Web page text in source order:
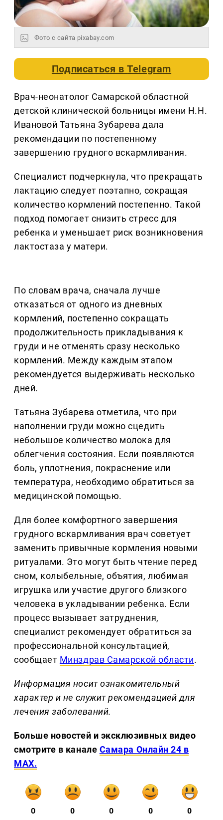
Фото с сайта pixabay.com
Подписаться вTelegram
Врач-неонатолог Самарской областной
детской клинической больницы имени Н.Н.
Ивановой Татьяна Зубарева дала
рекомендации по постепенному
завершению грудного вскармливания.
Специалист подчеркнула, что прекращать
лактацию следует поэтапно, сокращая
количество кормлений постепенно. Такой
подход помогает снизить стресс для
ребенка и уменьшает риск возникновения
лактостаза у матери.
По словам врача, сначала лучше
отказаться от одного из дневных
кормлений, постепенно сокращать
продолжительность прикладывания к
груди и не отменять сразу несколько
кормлений. Между каждым этапом
рекомендуется выдерживать несколько
дней.
Татьяна Зубарева отметила, что при
наполнении груди можно сцедить
небольшое количество молока для
облегчения состояния. Если появляются
боль, уплотнения, покраснение или
температура, необходимо обратиться за
медицинской помощью.
Для более комфортного завершения
грудного вскармливания врач советует
заменить привычные кормления новыми
ритуалами. Это могут быть чтение перед
сном, колыбельные, объятия, любимая
игрушка или участие другого близкого
человека в укладывании ребенка. Если
процесс вызывает затруднения,
специалист рекомендует обратиться за
профессиональной консультацией,
сообщает Минздрав Самарской области.
Информация носит ознакомительный
характер и не служит рекомендацией для
лечения заболеваний.
Больше новостей и эксклюзивных видео
смотрите в канале Самара Онлайн 24 в
MAX.
0 0 0 0 0